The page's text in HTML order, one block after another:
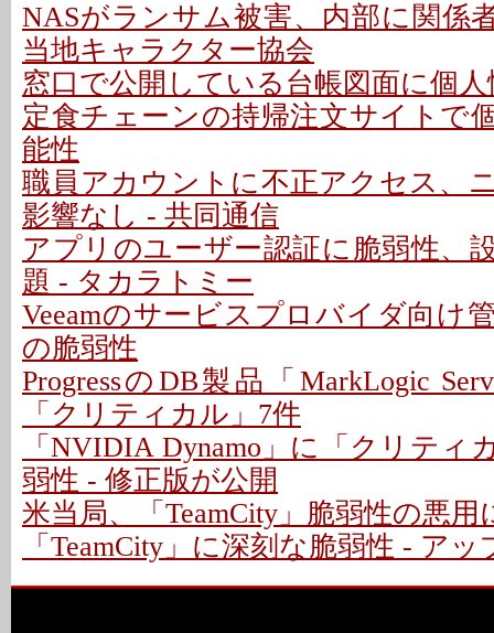
NASがランサム被害、内部に関係
当地キャラクター協会
窓口で公開している台帳図面に個
定食チェーンの持帰注文サイトで
能性
職員アカウントに不正アクセス、
影響なし - 共同通信
アプリのユーザー認証に脆弱性、
題 - タカラトミー
Veeamのサービスプロバイダ向け
の脆弱性
ProgressのDB製品「MarkLogic
「クリティカル」7件
「NVIDIA Dynamo」に「クリティ
弱性 - 修正版が公開
米当局、「TeamCity」脆弱性の悪用
「TeamCity」に深刻な脆弱性 - ア